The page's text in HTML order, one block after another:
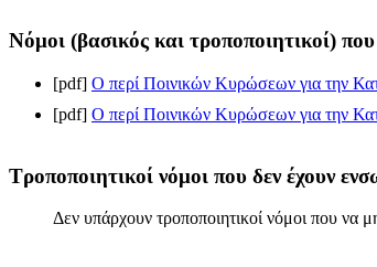
Νόμοι (βασικός και τροποποιητικοί)
[pdf] Ο περί Ποινικών Κυρώσεων για την
[pdf] Ο περί Ποινικών Κυρώσεων για την
Τροποποιητικοί νόμοι που δεν έχουν
Δεν υπάρχουν τροποποιητικοί νόμοι που να